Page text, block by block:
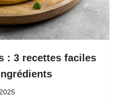
: 3 recettes faciles